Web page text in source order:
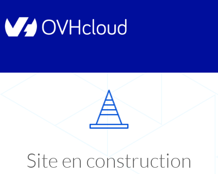
Site en construction